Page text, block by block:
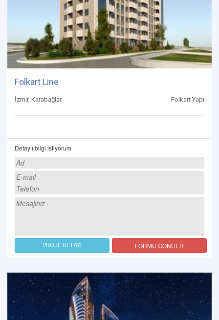
Folkart Line
İzmir, Karabağlar Folkart Yapı
Detaylı bilgi istiyorum
PROJE DETAYI FORMU GÖNDER